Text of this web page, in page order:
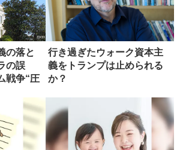
の落と
の誤
戦争“圧
行き過ぎたウォーク資本主
義をトランプは止められる
か？